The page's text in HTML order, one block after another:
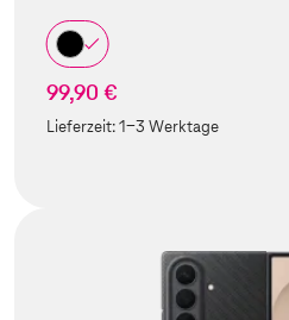
99,90 €
Lieferzeit:1-3 Werktage